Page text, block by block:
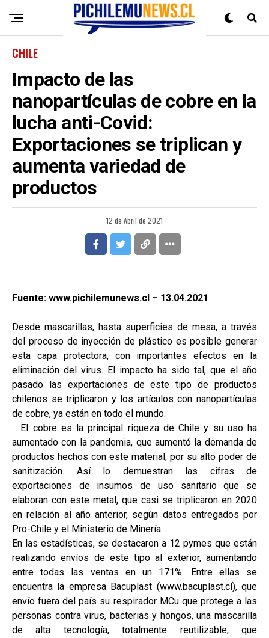
CHILE
Impacto de las
nanopartículas de cobre en la
lucha anti-Covid:
Exportaciones se triplican y
aumenta variedad de
productos
12 de Abril de 2021
Fuente: www.pichilemunews.cl – 13.04.2021
Desde mascarillas, hasta superficies de mesa, a través
del proceso de inyección de plástico es posible generar
esta capa protectora, con importantes efectos en la
eliminación del virus. El impacto ha sido tal, que el año
pasado las exportaciones de este tipo de productos
chilenos se triplicaron y los artículos con nanopartículas
de cobre, ya están en todo el mundo.
El cobre es la principal riqueza de Chile y su uso ha
aumentado con la pandemia, que aumentó la demanda de
productos hechos con este material, por su alto poder de
sanitización. Así lo demuestran las cifras de
exportaciones de insumos de uso sanitario que se
elaboran con este metal, que casi se triplicaron en 2020
en relación al año anterior, según datos entregados por
Pro-Chile y el Ministerio de Minería.
En las estadísticas, se destacaron a 12 pymes que están
realizando envíos de este tipo al exterior, aumentando
entre todas las ventas en un 171%. Entre ellas se
encuentra la empresa Bacuplast (www.bacuplast.cl), que
envío fuera del país su respirador MCu que protege a las
personas contra virus, bacterias y hongos, una mascarilla
de alta tecnología, totalmente reutilizable, que